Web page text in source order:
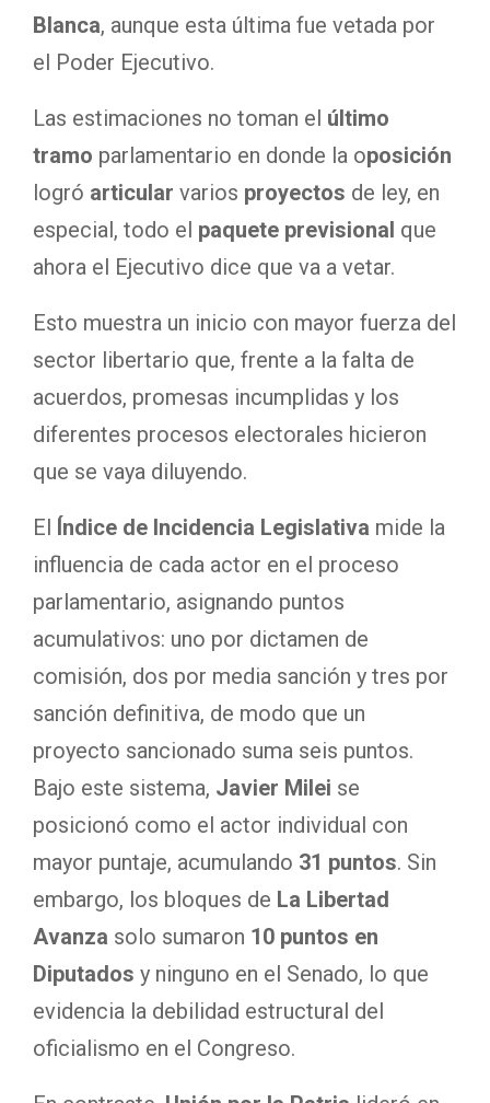
Blanca, aunque esta última fue vetada por
el Poder Ejecutivo.
Las estimaciones no toman el último
tramo parlamentario en donde la oposición
logró articular varios proyectos de ley, en
especial, todo el paquete previsional que
ahora el Ejecutivo dice que va a vetar.
Esto muestra un inicio con mayor fuerza del
sector libertario que, frente a la falta de
acuerdos, promesas incumplidas y los
diferentes procesos electorales hicieron
que se vaya diluyendo.
El Índice de Incidencia Legislativa mide la
influencia de cada actor en el proceso
parlamentario, asignando puntos
acumulativos: uno por dictamen de
comisión, dos por media sanción y tres por
sanción definitiva, de modo que un
proyecto sancionado suma seis puntos.
Bajo este sistema, Javier Milei se
posicionó como el actor individual con
mayor puntaje, acumulando 31 puntos. Sin
embargo, los bloques de La Libertad
Avanza solo sumaron 10 puntos en
Diputados y ninguno en el Senado, lo que
evidencia la debilidad estructural del
oficialismo en el Congreso.